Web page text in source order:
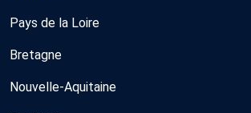
Pays de la Loire
Bretagne
Nouvelle-Aquitaine